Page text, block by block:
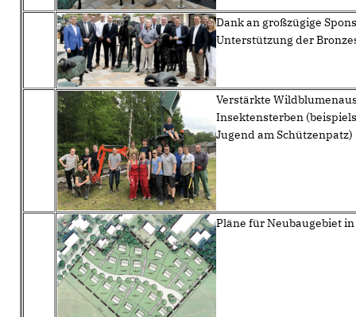
Dank an großzügige
Unterstützung der
Verstärkte
Insektensterben
Jugend am Schützenpatz)
Pläne für Neubaugebiet